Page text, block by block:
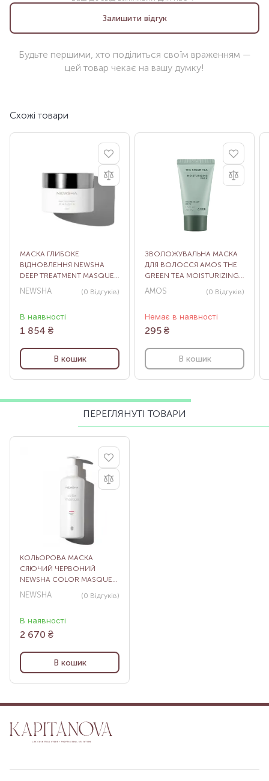
Залишити відгук
Будьте першими, хто поділиться своїм враженням —
цей товар чекає на вашу думку!
Схожі товари
МАСКА ГЛИБОКЕ
ВІДНОВЛЕННЯ NEWSHA
DEEP TREATMENT MASQUE,
150 МЛ
NEWSHA (0 Відгуків)
В наявності
1 854 ₴
В кошик
ЗВОЛОЖУВАЛЬНА МАСКА
ДЛЯ ВОЛОССЯ AMOS THE
GREEN TEA MOISTURIZING
PACK, 40 МЛ
AMOS (0 Відгуків)
Немає в наявності
295 ₴
В кошик
ПЕРЕГЛЯНУТІ ТОВАРИ
КОЛЬОРОВА МАСКА
СЯЮЧИЙ ЧЕРВОНИЙ
NEWSHA COLOR MASQUE
RADIANT RED, 500 МЛ
NEWSHA (0 Відгуків)
В наявності
2 670 ₴
В кошик